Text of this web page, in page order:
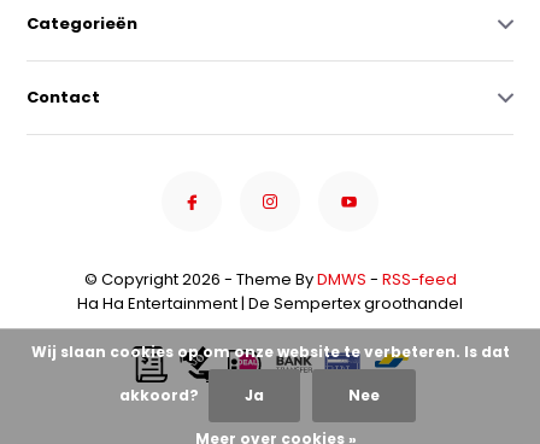
Categorieën
Contact
© Copyright 2026 - Theme ByDMWS - RSS-feed
Ha Ha Entertainment | De Sempertex groothandel
Wij slaan cookies op om onze website te verbeteren. Is dat
akkoord? Ja Nee
Meer over cookies »